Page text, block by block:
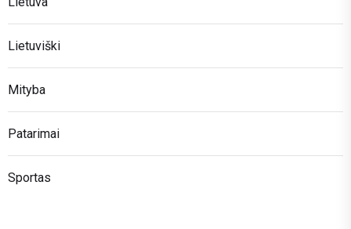
Lietuviški
Mityba
Patarimai
Sportas